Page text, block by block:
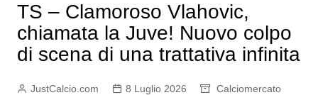
TS – Clamoroso Vlahovic,
chiamata la Juve! Nuovo colpo
di scena di una trattativa infinita
JustCalcio.com 8 Luglio 2026 Calciomercato